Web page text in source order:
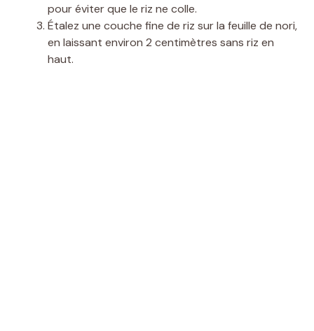
pour éviter que le riz ne colle.
Étalez une couche fine de riz sur la feuille de nori,
en laissant environ 2 centimètres sans riz en
haut.